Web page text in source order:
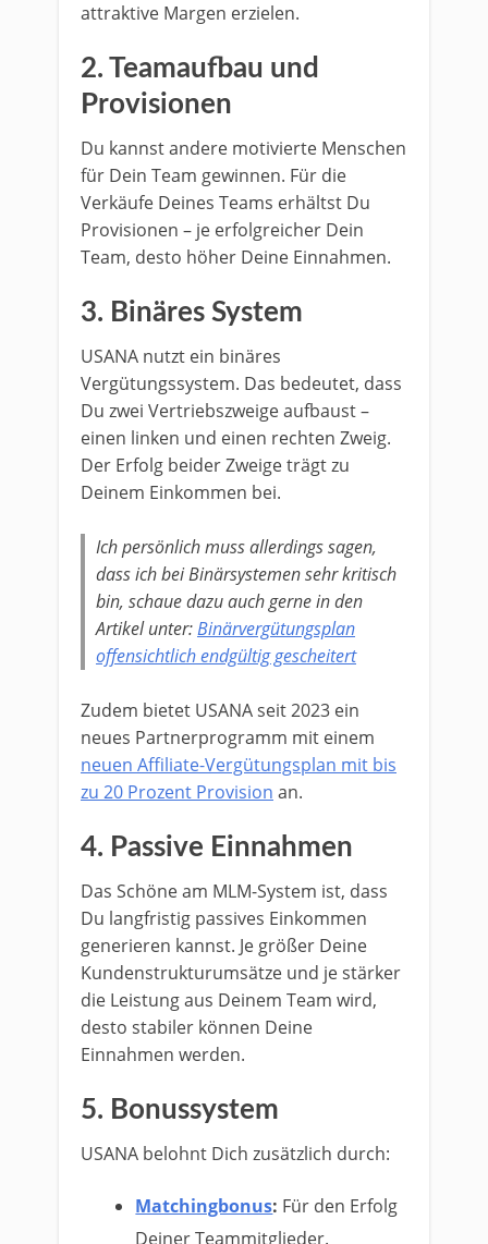
attraktive Margen erzielen.
2. Teamaufbau und
Provisionen
Du kannst andere motivierte Menschen
für Dein Team gewinnen. Für die
Verkäufe Deines Teams erhältst Du
Provisionen – je erfolgreicher Dein
Team, desto höher Deine Einnahmen.
3. Binäres System
USANA nutzt ein binäres
Vergütungssystem. Das bedeutet, dass
Du zwei Vertriebszweige aufbaust –
einen linken und einen rechten Zweig.
Der Erfolg beider Zweige trägt zu
Deinem Einkommen bei.
Ich persönlich muss allerdings sagen,
dass ich bei Binärsystemen sehr kritisch
bin, schaue dazu auch gerne in den
Artikel unter:Binärvergütungsplan
offensichtlich endgültig gescheitert
Zudem bietet USANA seit 2023 ein
neues Partnerprogramm mit einem
neuen Affiliate-Vergütungsplan mit bis
zu 20 Prozent Provision an.
4. Passive Einnahmen
Das Schöne am MLM-System ist, dass
Du langfristig passives Einkommen
generieren kannst. Je größer Deine
Kundenstrukturumsätze und je stärker
die Leistung aus Deinem Team wird,
desto stabiler können Deine
Einnahmen werden.
5. Bonussystem
USANA belohnt Dich zusätzlich durch:
Matchingbonus: Für den Erfolg
Deiner Teammitglieder.